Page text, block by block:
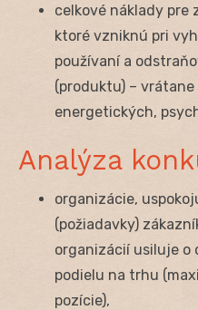
celkové náklady pre
ktoré vzniknú pri
používaní a
(produktu) –
energetických,
Analýza
organizácie,
(požiadavky)
organizácií usiluje o
podielu na trhu
pozície),